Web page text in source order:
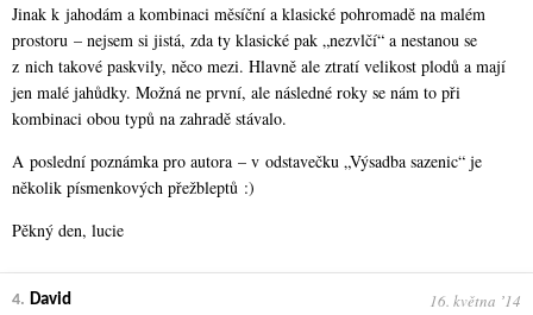
Jinak k jahodám a kombinaci měsíční a klasické pohromadě na malém
prostoru – nejsem si jistá, zda ty klasické pak „nezvlčí“ a nestanou se
z nich takové paskvily, něco mezi. Hlavně ale ztratí velikost plodů a mají
jen malé jahůdky. Možná ne první, ale následné roky se nám to při
kombinaci obou typů na zahradě stávalo.
A poslední poznámka pro autora – v odstavečku „Výsadba sazenic“ je
několik písmenkových přežbleptů :)
Pěkný den, lucie
4. David 16. května ʼ14